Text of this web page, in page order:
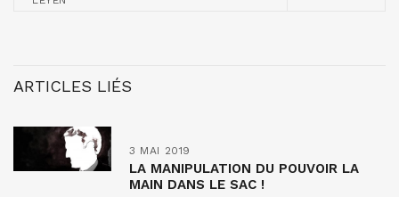
ARTICLES LIÉS
3 MAI 2019
LA MANIPULATION DU POUVOIR LA
MAIN DANS LE SAC !